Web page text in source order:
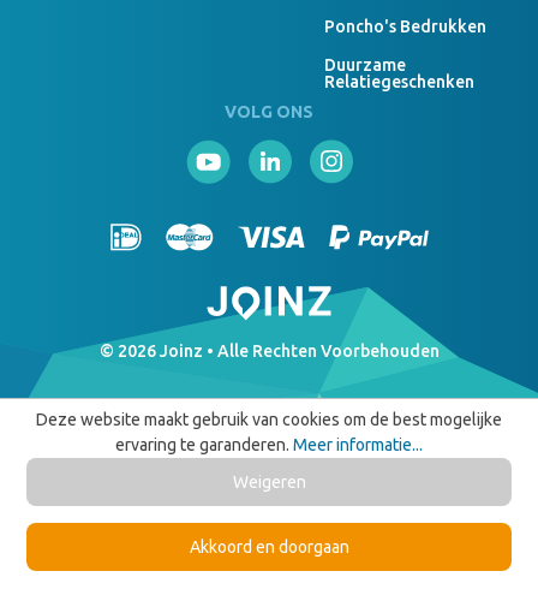
Poncho's Bedrukken
Duurzame
Relatiegeschenken
VOLG ONS
© 2026 Joinz • Alle Rechten Voorbehouden
Deze website maakt gebruik van cookies om de best mogelijke
ervaring te garanderen. Meer informatie...
Weigeren
Akkoord en doorgaan